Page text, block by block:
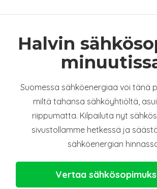
Halvin
Suomessa sähköenergiaa voi tänä
miltä tahansa sähköyhtiöltä,
riippumatta. Kilpailuta nyt
sivustollamme hetkessä ja
sähköenergian
Vertaa